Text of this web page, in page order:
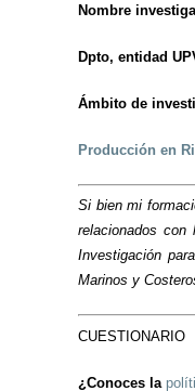
Nombre
Dpto, entidad
Ámbito de
Producción en
Si bien mi
relacionados
Investigación
Marinos y
CUESTIONARIO
¿Conoces la